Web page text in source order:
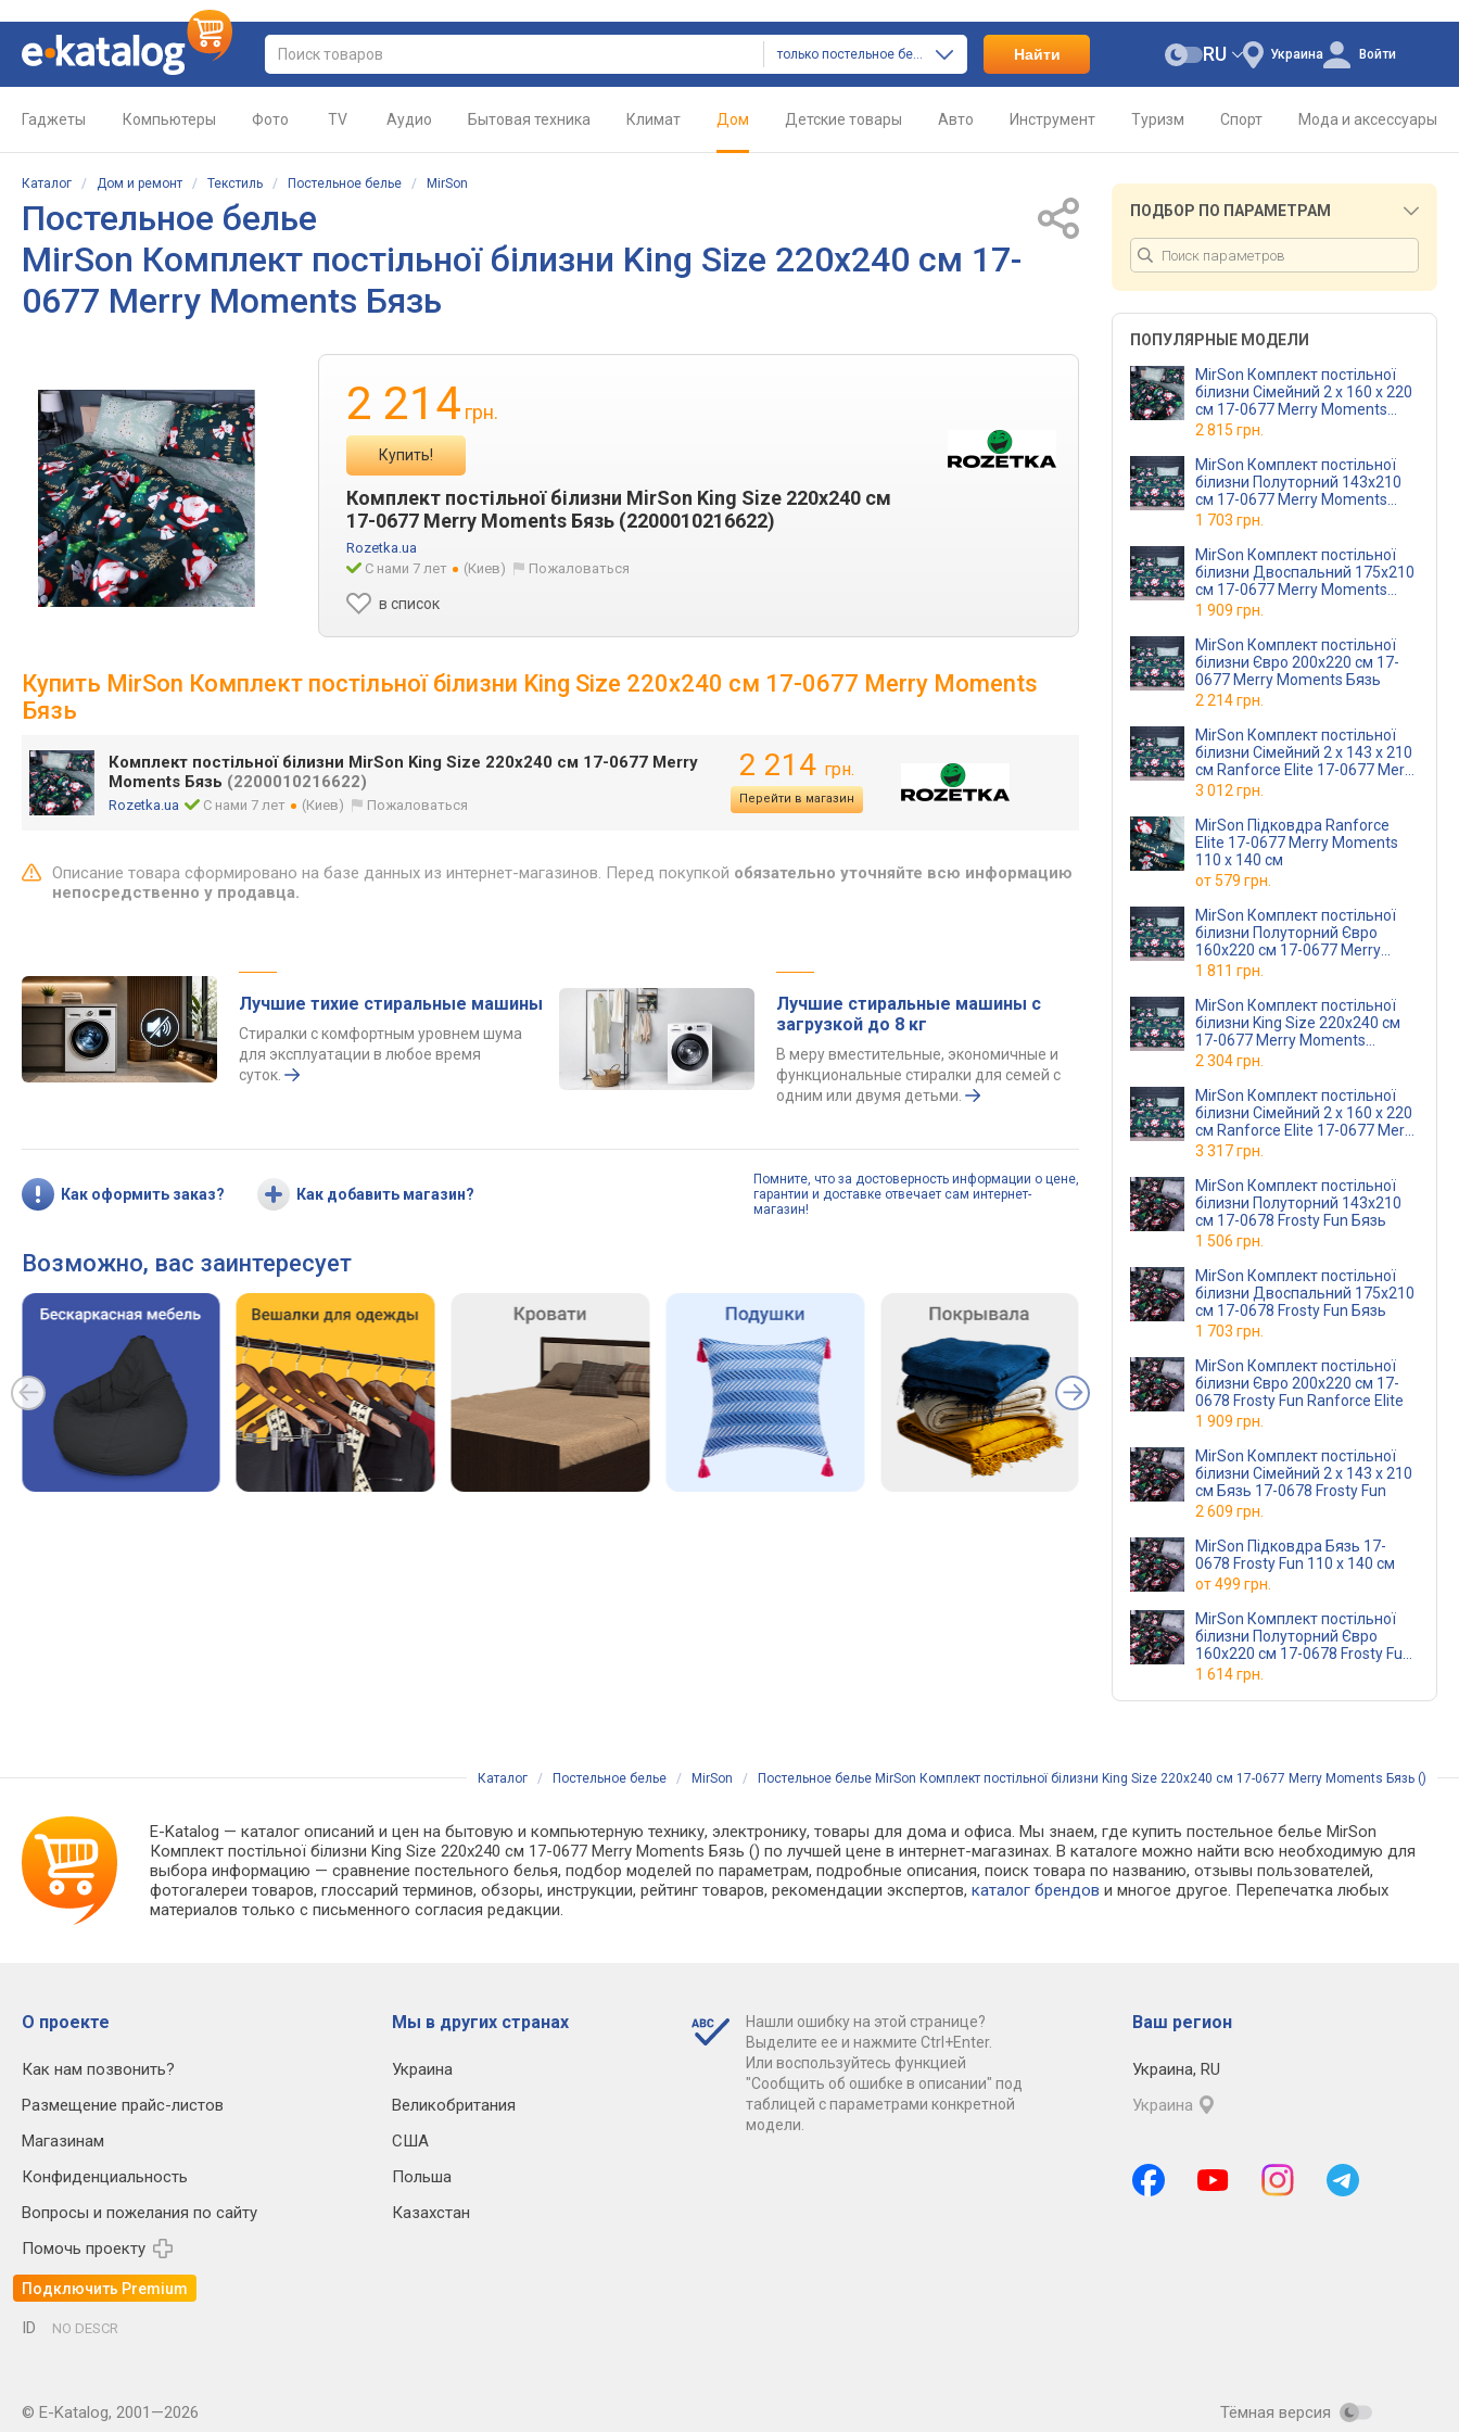
только постельное белье Найти Украина
RU Войти
Гаджеты Компьютеры Фото TV Аудио Бытовая техника Климат Дом Детские товары Авто Инструмент Туризм Спорт Мода и аксессуары
Каталог / Дом и ремонт / Текстиль / Постельное белье / MirSon
Постельное белье
MirSon Комплект постільної білизни King Size 220х240 см 17-
0677 Merry Moments Бязь
2 214 грн.
Купить!
Комплект постільної білизни MirSon King Size 220х240 см
17-0677 Merry Moments Бязь (2200010216622)
Rozetka.ua
С нами 7 лет
(Киев) Пожаловаться
в список
Купить MirSon Комплект постільної білизни King Size 220х240 см 17-0677 Merry Moments
Бязь
Комплект постільної білизни MirSon King Size 220х240 см 17-0677 Merry
Moments Бязь (2200010216622)
Rozetka.ua С нами 7 лет (Киев) Пожаловаться
2 214 грн.
Перейти в магазин
Описание товара сформировано на базе данных из интернет-магазинов. Перед покупкой обязательно уточняйте всю информацию
непосредственно у продавца.
Лучшие тихие стиральные машины
Стиралки с комфортным уровнем шума
для эксплуатации в любое время
суток.
Лучшие стиральные машины с
загрузкой до 8 кг
В меру вместительные, экономичные и
функциональные стиралки для семей с
одним или двумя детьми.
Как оформить заказ? Как добавить магазин?
Помните, что за достоверность информации о цене,
гарантии и доставке отвечает сам интернет-
магазин!
Возможно, вас заинтересует
ПОДБОР ПО ПАРАМЕТРАМ
ПОПУЛЯРНЫЕ МОДЕЛИ
MirSon Комплект постільної
білизни Сімейний 2 x 160 x 220
см 17-0677 Merry Moments
Бязь
2 815 грн.
MirSon Комплект постільної
білизни Полуторний 143х210
см 17-0677 Merry Moments
Ranforce Elite
1 703 грн.
MirSon Комплект постільної
білизни Двоспальний 175х210
см 17-0677 Merry Moments
Ranforce Elite
1 909 грн.
MirSon Комплект постільної
білизни Євро 200х220 см 17-
0677 Merry Moments Бязь
2 214 грн.
MirSon Комплект постільної
білизни Сімейний 2 x 143 x 210
см Ranforce Elite 17-0677 Merry
Moments
3 012 грн.
MirSon Підковдра Ranforce
Elite 17-0677 Merry Moments
110 x 140 см
от579 грн.
MirSon Комплект постільної
білизни Полуторний Євро
160х220 см 17-0677 Merry
Moments Ranforce Elite
1 811 грн.
MirSon Комплект постільної
білизни King Size 220х240 см
17-0677 Merry Moments
Ranforce Elite
2 304 грн.
MirSon Комплект постільної
білизни Сімейний 2 x 160 x 220
см Ranforce Elite 17-0677 Merry
Moments
3 317 грн.
MirSon Комплект постільної
білизни Полуторний 143х210
см 17-0678 Frosty Fun Бязь
1 506 грн.
MirSon Комплект постільної
білизни Двоспальний 175х210
см 17-0678 Frosty Fun Бязь
1 703 грн.
MirSon Комплект постільної
білизни Євро 200х220 см 17-
0678 Frosty Fun Ranforce Elite
1 909 грн.
MirSon Комплект постільної
білизни Сімейний 2 x 143 x 210
см Бязь 17-0678 Frosty Fun
2 609 грн.
MirSon Підковдра Бязь 17-
0678 Frosty Fun 110 x 140 см
от499 грн.
MirSon Комплект постільної
білизни Полуторний Євро
160х220 см 17-0678 Frosty Fun
Бязь
1 614 грн.
Каталог / Постельное белье / MirSon / Постельное белье MirSon Комплект постільної білизни King Size 220х240 см 17-0677 Merry Moments Бязь ()
E-Katalog — каталог описаний и цен на бытовую и компьютерную технику, электронику, товары для дома и офиса. Мы знаем, где купить постельное белье MirSon
Комплект постільної білизни King Size 220х240 см 17-0677 Merry Moments Бязь () по лучшей цене в интернет-магазинах. В каталоге можно найти всю необходимую для
выбора информацию — сравнение постельного белья, подбор моделей по параметрам, подробные описания, поиск товара по названию, отзывы пользователей,
фотогалереи товаров, глоссарий терминов, обзоры, инструкции, рейтинг товаров, рекомендации экспертов,каталог брендов и многое другое. Перепечатка любых
материалов только с письменного согласия редакции.
О проекте
Как нам позвонить?
Размещение прайс-листов
Магазинам
Конфиденциальность
Вопросы и пожелания по сайту
Помочь проекту
Подключить Premium
Мы в других странах
Украина
Великобритания
США
Польша
Казахстан
Нашли ошибку на этой странице?
Выделите ее и нажмите Ctrl+Enter.
Или воспользуйтесь функцией
"Сообщить об ошибке в описании" под
таблицей с параметрами конкретной
модели.
Ваш регион
Украина, RU
Украина
ID NO DESCR
© E-Katalog, 2001—2026 Тёмная версия